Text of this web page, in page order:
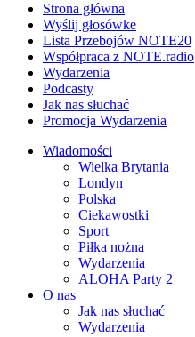
Strona główna
Wyślij głosówke
Lista Przebojów NOTE20
Współpraca z NOTE.radio
Wydarzenia
Podcasty
Jak nas słuchać
Promocja Wydarzenia
Wiadomości
Wielka Brytania
Londyn
Polska
Ciekawostki
Sport
Piłka nożna
Wydarzenia
ALOHA Party 2
O nas
Jak nas słuchać
Wydarzenia